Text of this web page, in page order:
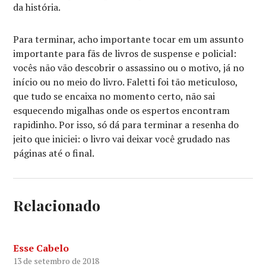
da história.
Para terminar, acho importante tocar em um assunto
importante para fãs de livros de suspense e policial:
vocês não vão descobrir o assassino ou o motivo, já no
início ou no meio do livro. Faletti foi tão meticuloso,
que tudo se encaixa no momento certo, não sai
esquecendo migalhas onde os espertos encontram
rapidinho. Por isso, só dá para terminar a resenha do
jeito que iniciei: o livro vai deixar você grudado nas
páginas até o final.
Relacionado
Esse Cabelo
13 de setembro de 2018